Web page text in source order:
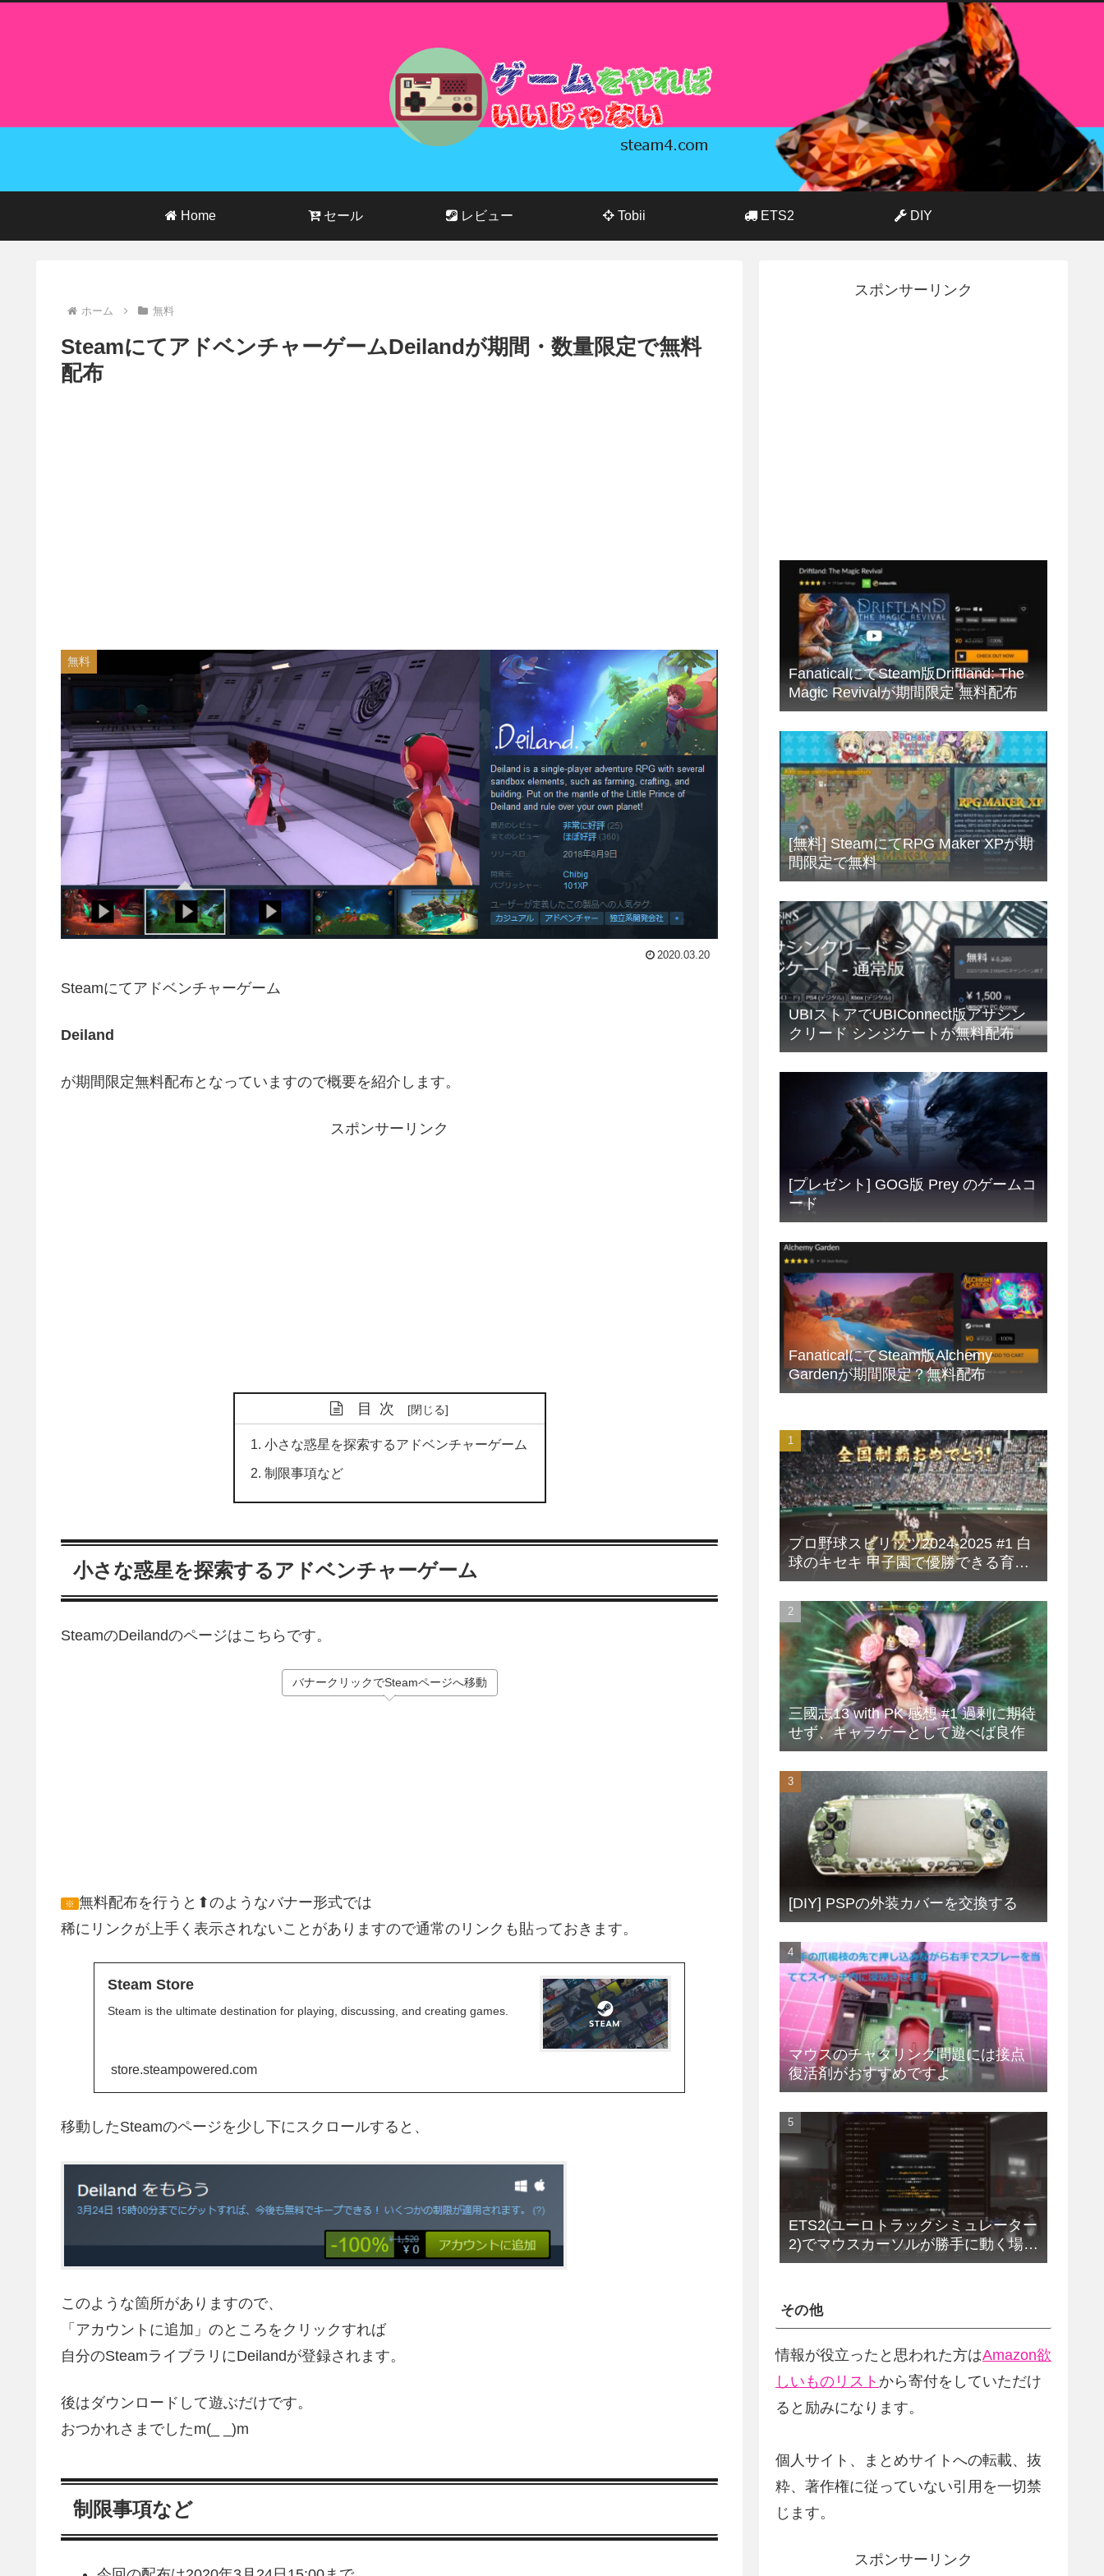
Home セール レビュー Tobii ETS2 DIY
ホーム 無料
SteamにてアドベンチャーゲームDeilandが期間・数量限定で無料
配布
無料
2020.03.20
Steamにてアドベンチャーゲーム
Deiland
が期間限定無料配布となっていますので概要を紹介します。
スポンサーリンク
目次
小さな惑星を探索するアドベンチャーゲーム
制限事項など
小さな惑星を探索するアドベンチャーゲーム
SteamのDeilandのページはこちらです。
バナークリックでSteamページへ移動
※ 無料配布を行うと⬆のようなバナー形式では
稀にリンクが上手く表示されないことがありますので通常のリンクも貼っておきます。
Steam Store
Steam is the ultimate destination for playing, discussing, and creating games.
store.steampowered.com
移動したSteamのページを少し下にスクロールすると、
このような箇所がありますので、
「アカウントに追加」のところをクリックすれば
自分のSteamライブラリにDeilandが登録されます。
後はダウンロードして遊ぶだけです。
おつかれさまでしたm(_ _)m
制限事項など
スポンサーリンク
FanaticalにてSteam版Driftland: The
Magic Revivalが期間限定 無料配布
[無料] SteamにてRPG Maker XPが期
間限定で無料
UBIストアでUBIConnect版アサシン
クリード シンジケートが無料配布
[プレゼント] GOG版 Prey のゲームコ
ード
FanaticalにてSteam版Alchemy
Gardenが期間限定？無料配布
プロ野球スピリッツ2024-2025 #1 白
球のキセキ 甲子園で優勝できる育成
方法
三國志13 with PK 感想 #1 過剰に期待
せず、キャラゲーとして遊べば良作
[DIY] PSPの外装カバーを交換する
マウスのチャタリング問題には接点
復活剤がおすすめですよ
ETS2(ユーロトラックシミュレーター
2)でマウスカーソルが勝手に動く場合
の解決法(改定版)
その他
情報が役立ったと思われた方はAmazon欲
しいものリスト から寄付をしていただけ
ると励みになります。
個人サイト、まとめサイトへの転載、抜
粋、著作権に従っていない引用を一切禁
じます。
スポンサーリンク